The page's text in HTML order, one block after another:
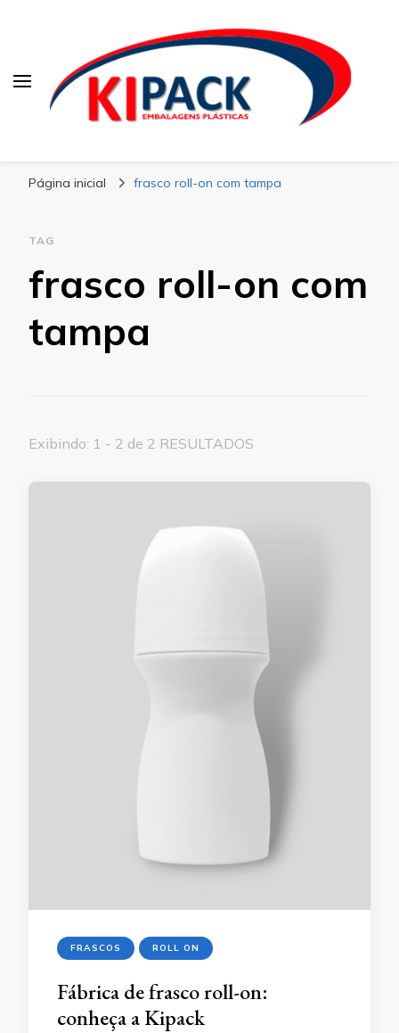
Página inicial frasco roll-on com tampa
TAG
frasco roll-on com
tampa
Exibindo: 1 - 2 de 2 RESULTADOS
FRASCOS ROLL ON
Fábrica de frasco roll-on:
conheça a Kipack